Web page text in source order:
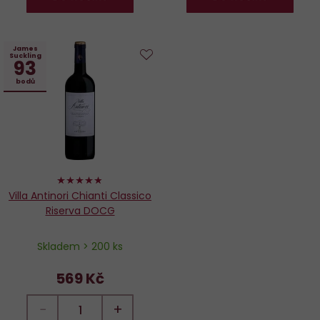
James
Suckling
93
bodů
96%
Villa Antinori Chianti Classico
Riserva DOCG
Skladem > 200 ks
569 Kč
− +